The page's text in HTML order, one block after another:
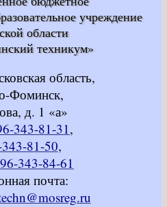
учреждение
области
техникум»
область,
Фоминск,
д. 1 «а»
343-81-31,
81-50,
343-84-61
почта: